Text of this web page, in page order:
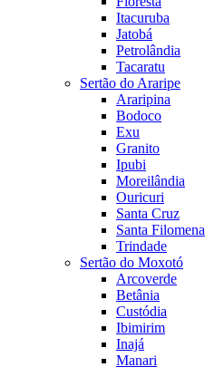
Itacuruba
Jatobá
Petrolândia
Tacaratu
Sertão do Araripe
Araripina
Bodoco
Exu
Granito
Ipubi
Moreilândia
Ouricuri
Santa Cruz
Santa Filomena
Trindade
Sertão do Moxotó
Arcoverde
Betânia
Custódia
Ibimirim
Inajá
Manari